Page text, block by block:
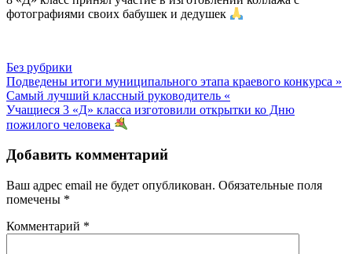
фотографиями своих бабушек и дедушек
Без рубрики
Навигация
по
записям
Подведены итоги муниципального этапа краевого конкурса »
Самый лучший классный руководитель «
Учащиеся 3 «Д» класса изготовили открытки ко Дню
пожилого человека
Добавить комментарий
Ваш адрес email не будет опубликован. Обязательные поля
помечены *
Комментарий *